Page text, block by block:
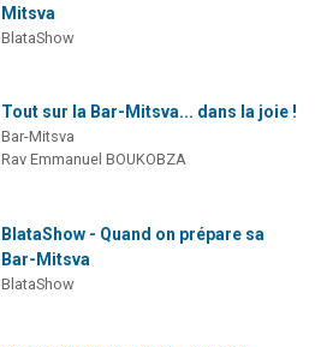
Mitsva
BlataShow
Tout sur la Bar-Mitsva... dans la joie !
Bar-Mitsva
Rav Emmanuel BOUKOBZA
BlataShow - Quand on prépare sa
Bar-Mitsva
BlataShow